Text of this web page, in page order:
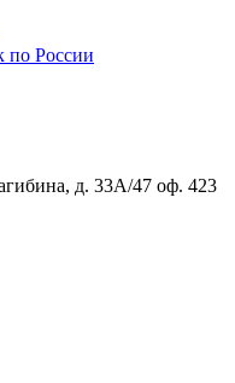
по России
д. 33А/47 оф. 423